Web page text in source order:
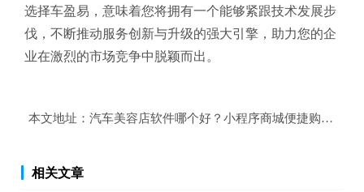
选择车盈易，意味着您将拥有一个能够紧跟技术发展步
伐，不断推动服务创新与升级的强大引擎，助力您的企
业在激烈的市场竞争中脱颖而出。
本文地址： 汽车美容店软件哪个好？小程序商城便捷购物提升
相关文章